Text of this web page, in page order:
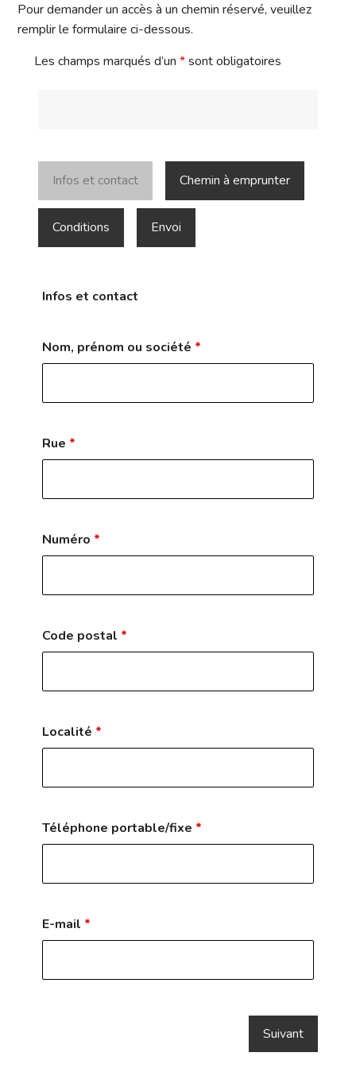
Pour demander un accès à un chemin réservé, veuillez
remplir le formulaire ci-dessous.
Les champs marqués d’un *sont obligatoires
Infos et contact Chemin à emprunter
Conditions Envoi
Infos et contact
Nom, prénom ou société *
Rue *
Numéro *
Code postal *
Localité *
Téléphone portable/fixe *
E-mail *